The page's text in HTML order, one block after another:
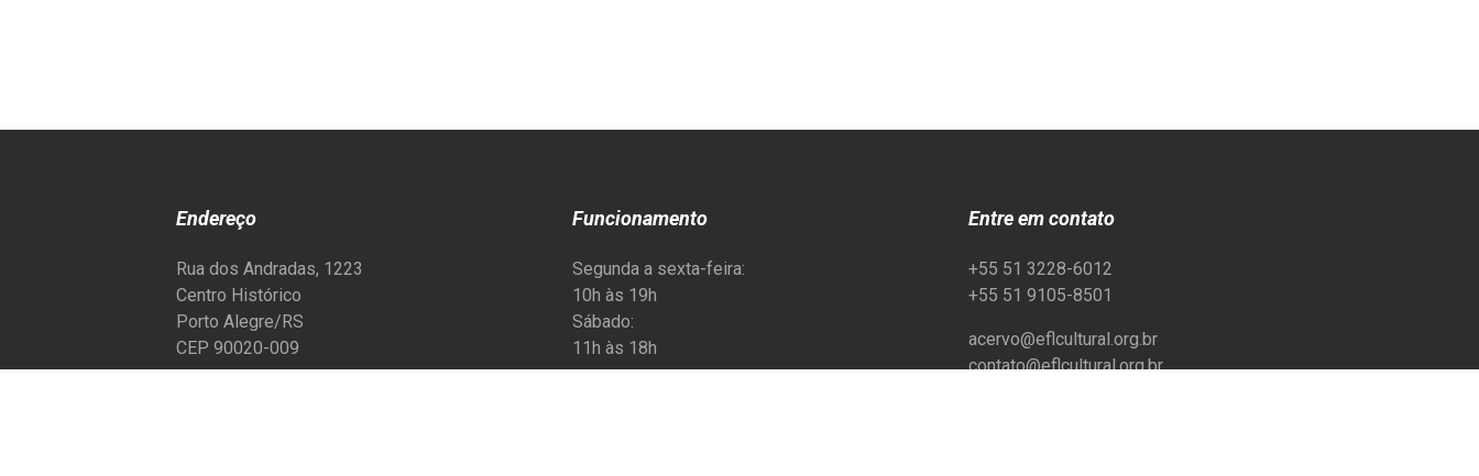
Endereço
Rua dos Andradas, 1223
Centro Histórico
Porto Alegre/RS
CEP 90020-009
Funcionamento
Segunda a sexta-feira:
10h às 19h
Sábado:
11h às 18h
Entre em contato
+55 51 3228-6012
+55 51 9105-8501
acervo@eflcultural.org.br
contato@eflcultural.org.br